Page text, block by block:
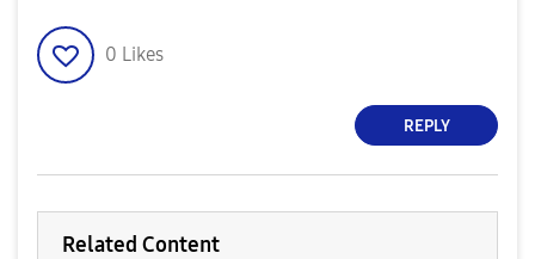
0 Likes
REPLY
Related Content